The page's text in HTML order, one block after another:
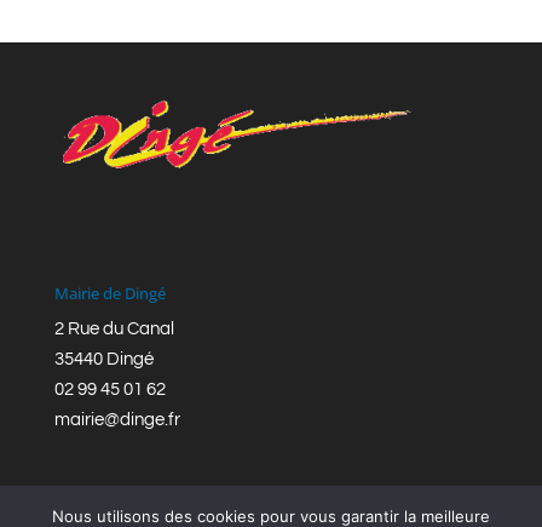
Mairie de Dingé
2 Rue du Canal
35440 Dingé
02 99 45 01 62
mairie@dinge.fr
Nous utilisons des cookies pour vous garantir la meilleure